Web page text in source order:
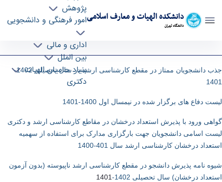
دانشکده الهیات و معارف اسلامی
دانشگاه تهران
پژوهش
امور فرهنگی و دانشجویی
اداری و مالی
بین الملل
بنیاد حامیان الهیات
دکتری
اداره خدمات آموزش - دانشکده الهیات و معارف
اسلامی ftis
جذب دانشجویان ممتاز در مقطع کارشناسی ارشد در سال تحصیلی 1402-
1401
لیست دفاع های برگزار شده در نیمسال اول 1400-1401
گواهی ورود با پذیرش استعداد درخشان در مقاطع کارشناسی ارشد و دکتری
لیست اسامی دانشجویان جهت بارگزاری مدارک برای استفاده از سهمیه
استعداد درخشان کارشناسی ارشد سال 401-1400
شیوه نامه پذیرش دانشجو در مقطع کارشناسی ارشد ناپیوسته (بدون آزمون
استعداد درخشان) سال تحصیلی 1402-
1401